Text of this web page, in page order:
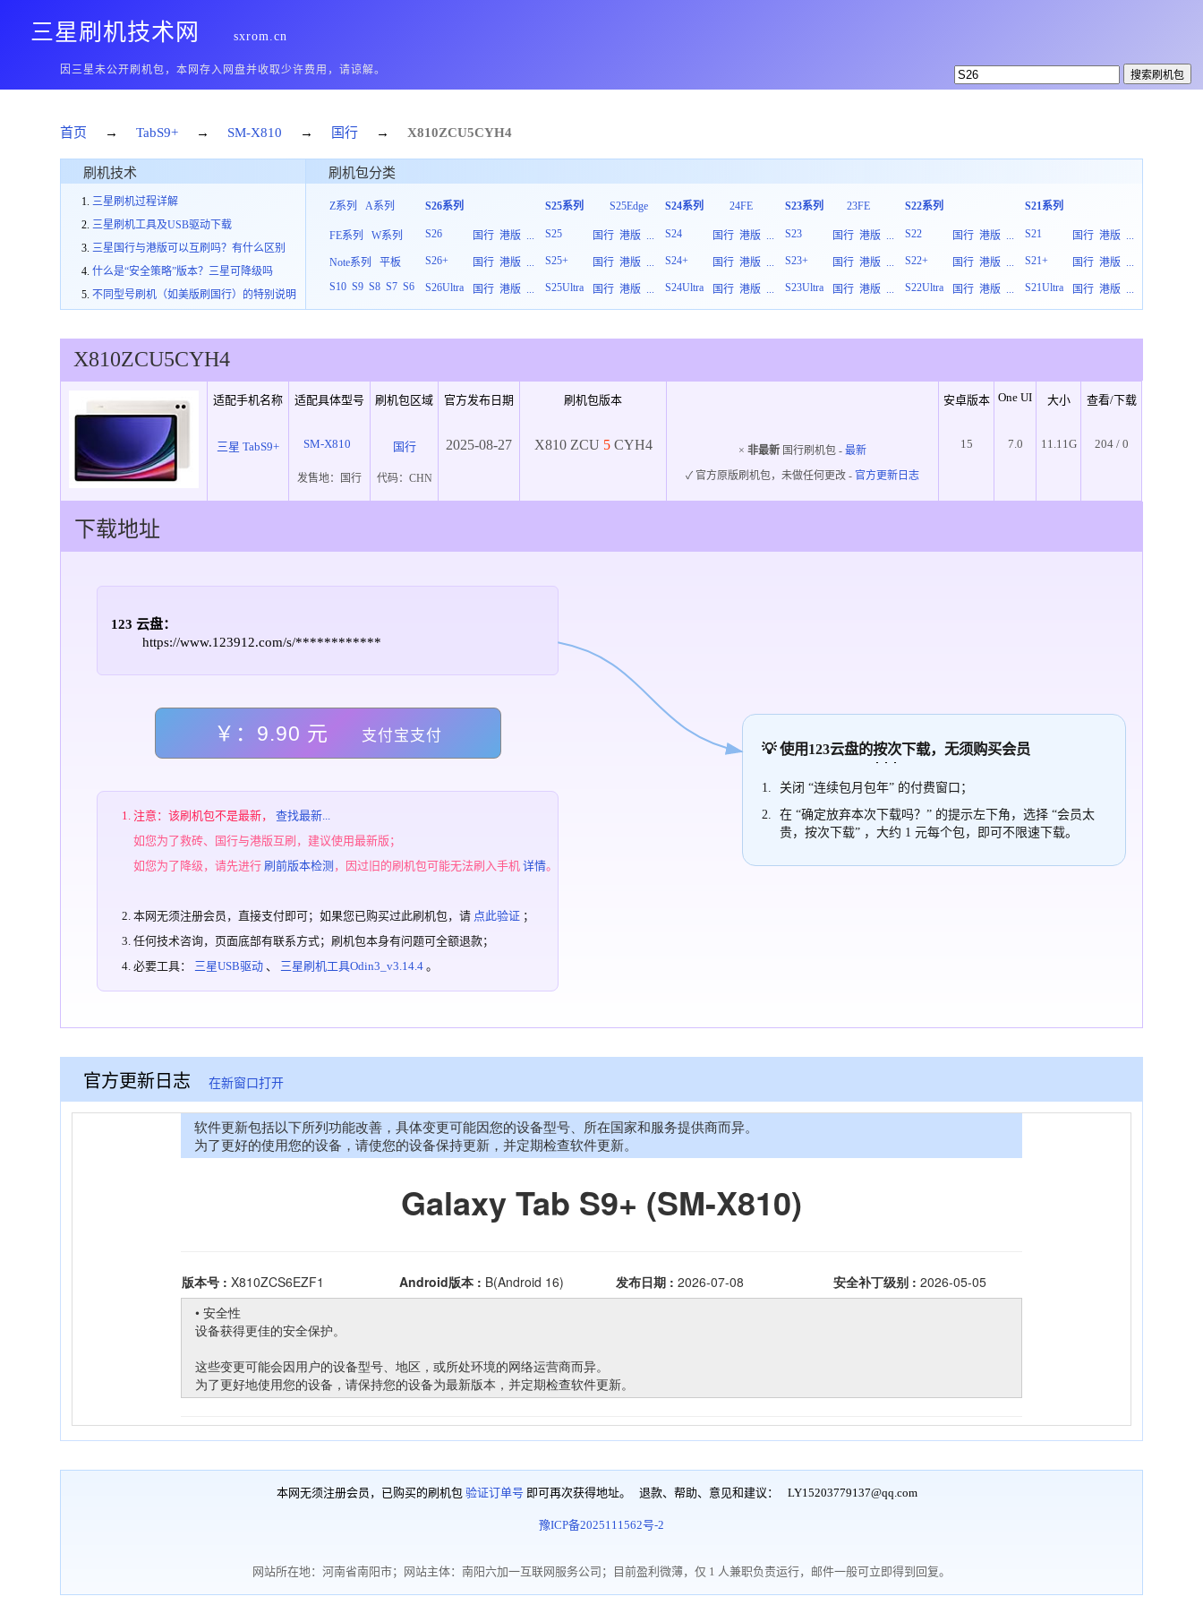
三星刷机技术网 sxrom.cn
因三星未公开刷机包，本网存入网盘并收取少许费用，请谅解。
首页 → TabS9+ → SM-X810 → 国行 → X810ZCU5CYH4
刷机技术
三星刷机过程详解
三星刷机工具及USB驱动下载
三星国行与港版可以互刷吗？有什么区别
什么是“安全策略”版本？三星可降级吗
不同型号刷机（如美版刷国行）的特别说明
刷机包分类
Z系列 A系列
FE系列 W系列
Note系列
平板
S10 S9 S8 S7 S6
S26系列
S26 国行 港版 ...
S26+
国行 港版 ...
S26Ultra
国行 港版 ...
S25系列 S25Edge
S25 国行 港版 ...
S25+
国行 港版 ...
S25Ultra
国行 港版 ...
S24系列 24FE
S24 国行 港版 ...
S24+
国行 港版 ...
S24Ultra
国行 港版 ...
S23系列 23FE
S23 国行 港版 ...
S23+
国行 港版 ...
S23Ultra
国行 港版 ...
S22系列
S22 国行 港版 ...
S22+
国行 港版 ...
S22Ultra
国行 港版 ...
S21系列
S21 国行 港版 ...
S21+
国行 港版 ...
S21Ultra
国行 港版 ...
X810ZCU5CYH4
适配手机名称 适配具体型号 刷机包区域 官方发布日期 刷机包版本 安卓版本 One UI 大小 查看/下载
三星 TabS9+ SM-X810 国行 2025-08-27 X810 ZCU 5 CYH4 ×非最新 国行刷机包 -最新
✓ 官方原版刷机包，未做任何更改 - 官方更新日志
15 7.0 11.11G 204 / 0
发售地： 国行 代码： CHN
下载地址
123 云盘：
https://www.123912.com/s/************
￥：9.90 元 支付宝支付
注意：该刷机包不是最新，查找最新...
如您为了救砖、国行与港版互刷，建议使用最新版；
如您为了降级，请先进行 刷前版本检测 ，因过旧的刷机包可能无法刷入手机详情。
本网无须注册会员，直接支付即可；如果您已购买过此刷机包，请 点此验证 ；
任何技术咨询，页面底部有联系方式；刷机包本身有问题可全额退款；
必要工具： 三星USB驱动 、 三星刷机工具Odin3_v3.14.4 。
💡 使用123云盘的按次下载，无须购买会员
关闭 “连续包月包年” 的付费窗口；
在 “确定放弃本次下载吗？” 的提示左下角，选择 “会员太
贵，按次下载” ，大约 1 元每个包，即可不限速下载。
官方更新日志在新窗口打开
本网无须注册会员，已购买的刷机包 验证订单号 即可再次获得地址。 退款、帮助、意见和建议： LY15203779137@qq.com
豫ICP备2025111562号-2
网站所在地：河南省南阳市；网站主体：南阳六加一互联网服务公司；目前盈利微薄，仅 1 人兼职负责运行，邮件一般可立即得到回复。